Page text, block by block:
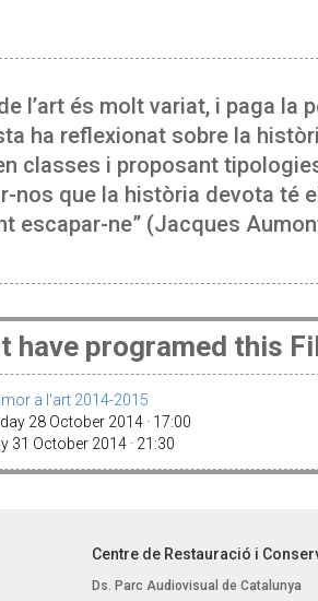
l’art és molt variat, i paga la
ha reflexionat sobre la
classes i proposant
nos que la història devota té
escapar-ne” (Jacques
have programed this
a l'art 2014-2015
28 October 2014 · 17:00
31 October 2014 · 21:30
Centre de Restauració i
Ds. Parc Audiovisual de Catalunya